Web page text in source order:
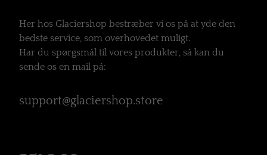
Her hos Glaciershop bestræber vi os på at yde den
bedste service, som overhovedet muligt.
Har du spørgsmål til vores produkter, så kan du
sende os en mail på:
support@glaciershop.store